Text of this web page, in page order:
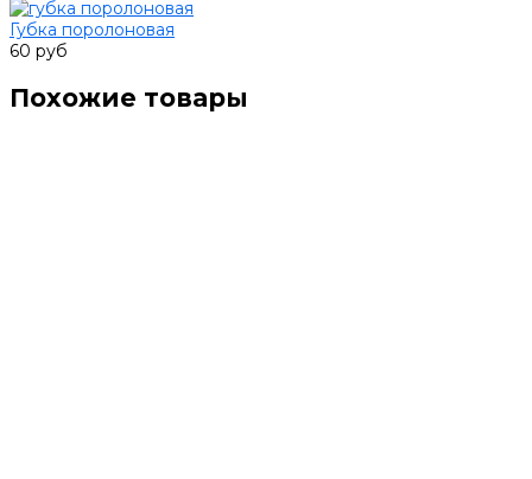
Губка поролоновая
60 руб
Похожие товары